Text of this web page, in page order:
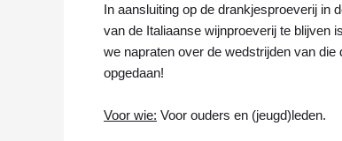
In aansluiting op de drankjesproeverij in
van de Italiaanse wijnproeverij te blijven
we napraten over de wedstrijden van
opgedaan!
Voor wie: Voor ouders en (jeugd)leden.